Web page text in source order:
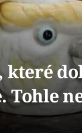
které